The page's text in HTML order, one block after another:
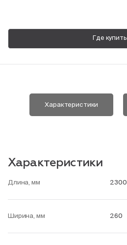
Где купить
Характеристики
Характеристики
Длина, мм 2300
Ширина, мм 260